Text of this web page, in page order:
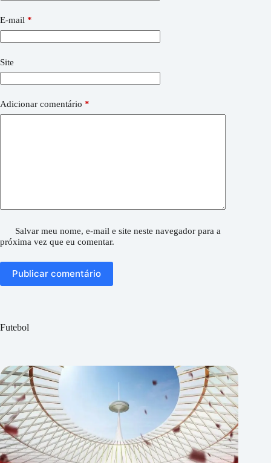
E-mail *
Site
Adicionar comentário *
Salvar meu nome, e-mail e site neste navegador para a
próxima vez que eu comentar.
Publicar comentário
Futebol